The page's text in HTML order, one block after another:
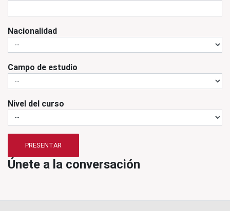
Nacionalidad
Campo de estudio
Nivel del curso
PRESENTAR
Únete a la conversación